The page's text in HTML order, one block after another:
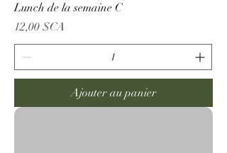
Lunch de la semaine C
Prix
12,00 $CA
Ajouter au panier